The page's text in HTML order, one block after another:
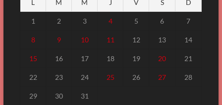
L M M J V S D
1 2 3 4 5 6 7
8 9 10 11 12 13 14
15 16 17 18 19 20 21
22 23 24 25 26 27 28
29 30
31